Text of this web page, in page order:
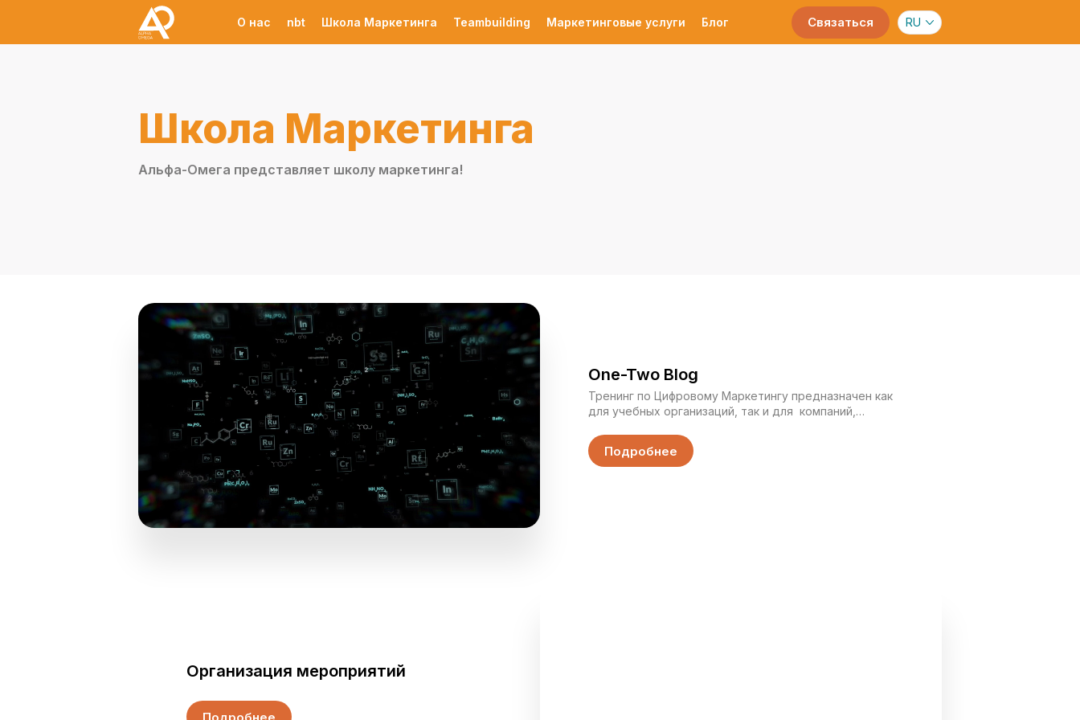
О нас nbt Школа Маркетинга Teambuilding Маркетинговые услуги Блог Связаться RU
Школа Маркетинга
Альфа-Омега представляет школу маркетинга!
One-Two Blog
Тренинг по Цифровому Маркетингу предназначен как
для учебных организаций, так и для компаний,
области маркетинга.
Подробнее
Организация мероприятий
Подробнее